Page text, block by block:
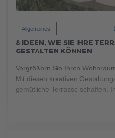
Allgemeines
8 IDEEN, WIE SIE IHRE
GESTALTEN KÖNNEN
Vergrößern Sie Ihren
Mit diesen kreativen
gemütliche Terrasse schaffen.